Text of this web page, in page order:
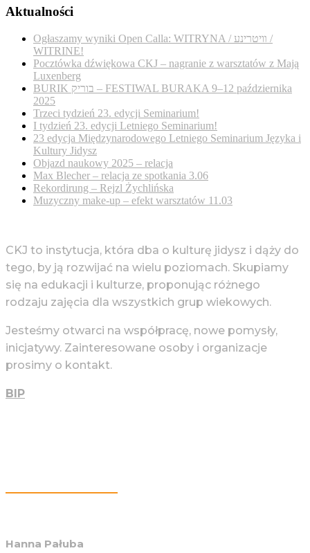
Aktualności
Ogłaszamy wyniki Open Calla: WITRYNA / װיטרינע /
WITRINE!
Pocztówka dźwiękowa CKJ – nagranie z warsztatów z Mają
Luxenberg
BURIK בוריק – FESTIWAL BURAKA 9–12 października
2025
Trzeci tydzień 23. edycji Seminarium!
I tydzień 23. edycji Letniego Seminarium!
23 edycja Międzynarodowego Letniego Seminarium Języka i
Kultury Jidysz
Objazd naukowy 2025 – relacja
Max Blecher – relacja ze spotkania 3.06
Rekordirung – Rejzl Żychlińska
Muzyczny make-up – efekt warsztatów 11.03
CKJ to instytucja, która dba o kulturę jidysz i dąży do
tego, by ją rozwijać na wielu poziomach. Skupiamy
się na edukacji i kulturze, proponując różnego
rodzaju zajęcia dla wszystkich grup wiekowych.
Jesteśmy otwarci na współpracę, nowe pomysły,
inicjatywy. Zainteresowane osoby i organizacje
prosimy o kontakt.
BIP
Hanna Pałuba